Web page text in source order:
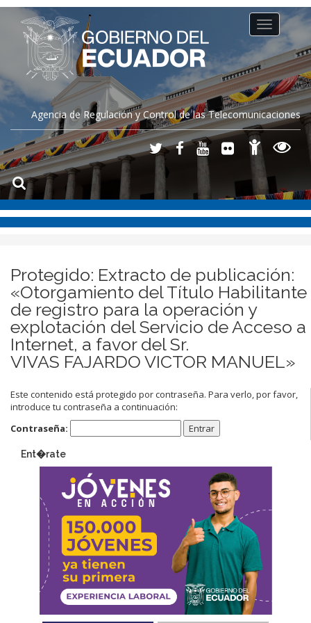
Agencia de Regulación y Control de las Telecomunicaciones
Toggle
navigation
Protegido: Extracto de publicación:
«Otorgamiento del Título Habilitante
de registro para la operación y
explotación del Servicio de Acceso a
Internet, a favor del Sr.
VIVAS FAJARDO VICTOR MANUEL»
Este contenido está protegido por contraseña. Para verlo, por favor,
introduce tu contraseña a continuación:
Contraseña:
Ent�rate